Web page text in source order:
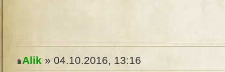
Alik » 04.10.2016, 13:16